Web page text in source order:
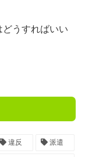
うすればいい
違反 派遣